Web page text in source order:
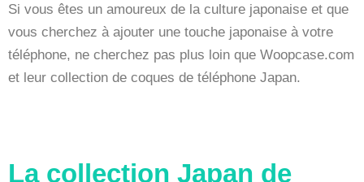
Si vous êtes un amoureux de la culture japonaise et que
vous cherchez à ajouter une touche japonaise à votre
téléphone, ne cherchez pas plus loin que Woopcase.com
et leur collection de coques de téléphone Japan.
La collection Japan de